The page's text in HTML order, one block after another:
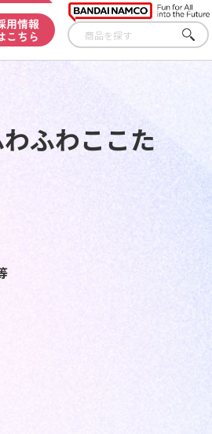
用情報
こちら
さが
す
ふわここた